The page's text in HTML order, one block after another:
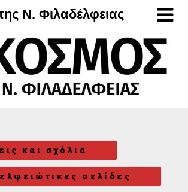
Ν. Φιλαδέλφειας
και σχόλια
σελίδες